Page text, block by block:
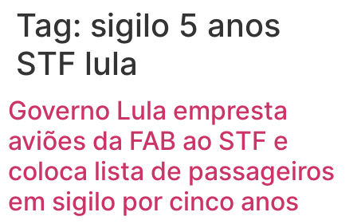
Tag: sigilo 5 anos
STF lula
Governo Lula empresta
aviões da FAB ao STF e
coloca lista de passageiros
em sigilo por cinco anos